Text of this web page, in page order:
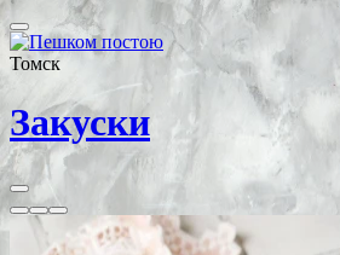
Томск
Закуски